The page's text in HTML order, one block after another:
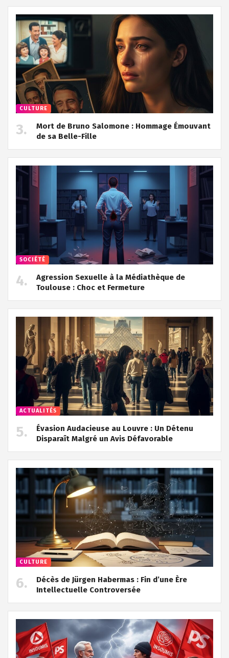
CULTURE
Mort de Bruno Salomone : Hommage Émouvant
de sa Belle-Fille
SOCIÉTÉ
Agression Sexuelle à la Médiathèque de
Toulouse : Choc et Fermeture
ACTUALITÉS
Évasion Audacieuse au Louvre : Un Détenu
Disparaît Malgré un Avis Défavorable
CULTURE
Décès de Jürgen Habermas : Fin d’une Ère
Intellectuelle Controversée